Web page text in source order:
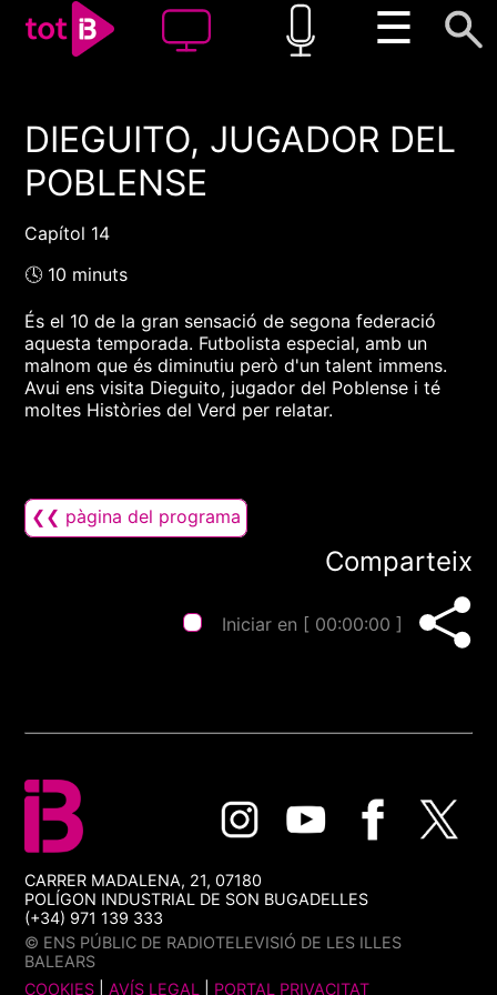
☰
00:00 00:00
1x
DIEGUITO, JUGADOR DEL
POBLENSE
Capítol 14
🕓 10 minuts
És el 10 de la gran sensació de segona federació
aquesta temporada. Futbolista especial, amb un
malnom que és diminutiu però d'un talent immens.
Avui ens visita Dieguito, jugador del Poblense i té
moltes Històries del Verd per relatar.
❮❮ pàgina del programa
Comparteix
Iniciar en [ 00:00:00 ]
CARRER MADALENA, 21, 07180
POLÍGON INDUSTRIAL DE SON BUGADELLES
(+34) 971 139 333
© ENS PÚBLIC DE RADIOTELEVISIÓ DE LES ILLES
BALEARS
COOKIES |AVÍS LEGAL PORTAL PRIVACITAT